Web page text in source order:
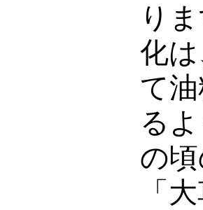
り
化
て
る
の
「